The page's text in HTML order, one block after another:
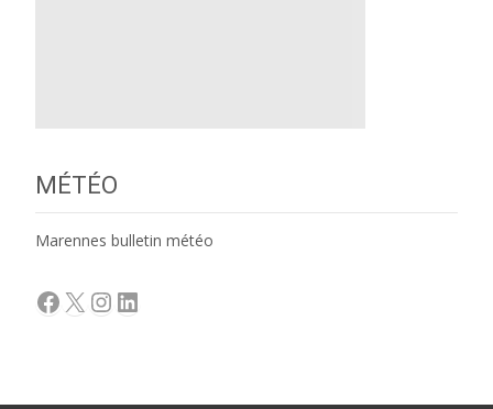
MÉTÉO
Marennes bulletin météo
Facebook
X Instagram
LinkedIn